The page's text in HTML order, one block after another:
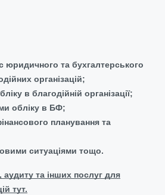
юридичного та бухгалтерського
організацій;
в благодійній організації;
обліку в БФ;
планування та
ситуаціями тощо.
аудиту та інших послуг для
тут.